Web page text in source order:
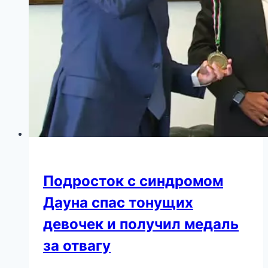
узнают
пережитой
личной
Подросток с синдромом
Дауна спас тонущих
девочек и получил медаль
за отвагу